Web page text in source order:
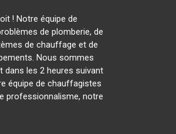
! Notre équipe de
de plomberie, de
de chauffage et de
Nous sommes
dans les 2 heures suivant
équipe de chauffagistes
professionnalisme, notre